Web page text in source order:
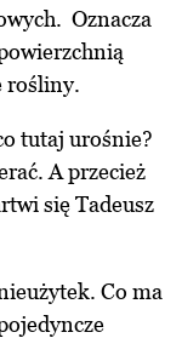
Oznacza
rośliny.
tutaj urośnie?
A przecież
się Tadeusz
Co ma